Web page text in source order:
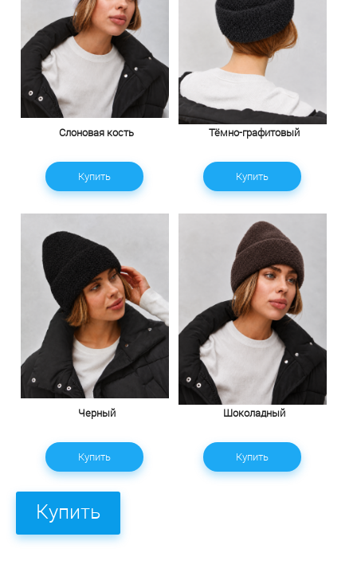
Слоновая кость
Купить
Тёмно-графитовый
Купить
Черный
Купить
Шоколадный
Купить
Купить